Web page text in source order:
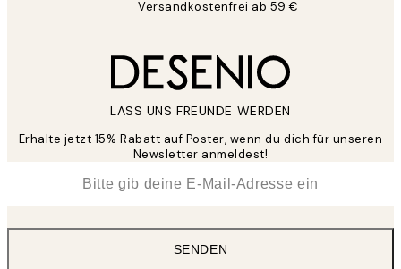
Versandkostenfrei ab 59 €
LASS UNS FREUNDE WERDEN
Erhalte jetzt 15% Rabatt auf Poster, wenn du dich für unseren
Newsletter anmeldest!
SENDEN